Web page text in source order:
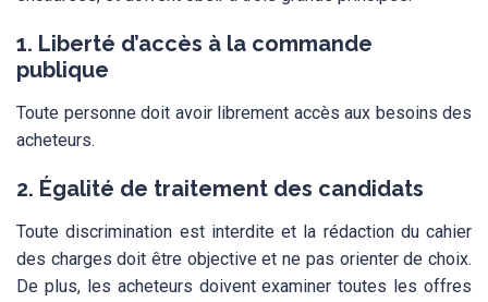
1. Liberté d’accès à la commande
publique
Toute personne doit avoir librement accès aux besoins des
acheteurs.
2. Égalité de traitement des candidats
Toute discrimination est interdite et la rédaction du cahier
des charges doit être objective et ne pas orienter de choix.
De plus, les acheteurs doivent examiner toutes les offres